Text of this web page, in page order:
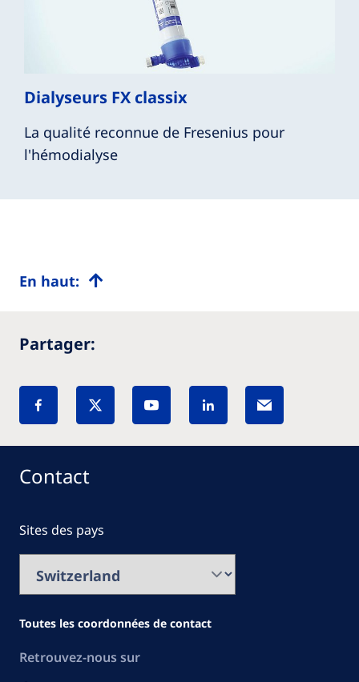
Dialyseurs FX classix
La qualité reconnue de Fresenius pour
l'hémodialyse
En haut:
Partager:
Contact
Sites des pays
Toutes les coordonnées de contact
Retrouvez-nous sur